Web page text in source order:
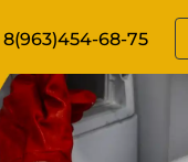
8(963)454-68-75